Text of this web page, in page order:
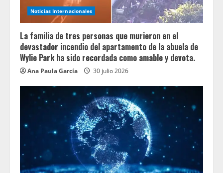
Noticias Internacionales
La familia de tres personas que murieron en el
devastador incendio del apartamento de la abuela de
Wylie Park ha sido recordada como amable y devota.
Ana Paula García 30 julio 2026